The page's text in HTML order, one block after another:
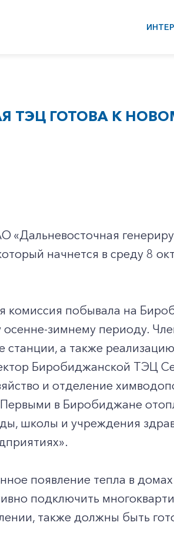
ТЭЦ ГОТОВА К
начнется в среду 8
комиссия побывала на
осенне-зимнему периоду.
станции, а также
Биробиджанской ТЭЦ
и отделение
в Биробиджане
школы и учреждения
появление тепла в
подключить
также должны быть